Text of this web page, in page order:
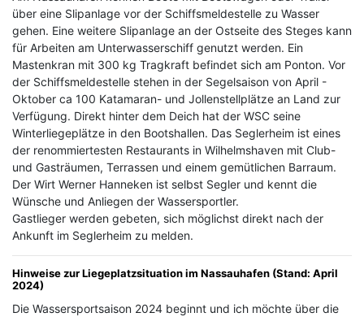
über eine Slipanlage vor der Schiffsmeldestelle zu Wasser
gehen. Eine weitere Slipanlage an der Ostseite des Steges kann
für Arbeiten am Unterwasserschiff genutzt werden. Ein
Mastenkran mit 300 kg Tragkraft befindet sich am Ponton. Vor
der Schiffsmeldestelle stehen in der Segelsaison von April -
Oktober ca 100 Katamaran- und Jollenstellplätze an Land zur
Verfügung. Direkt hinter dem Deich hat der WSC seine
Winterliegeplätze in den Bootshallen. Das Seglerheim ist eines
der renommiertesten Restaurants in Wilhelmshaven mit Club-
und Gasträumen, Terrassen und einem gemütlichen Barraum.
Der Wirt Werner Hanneken ist selbst Segler und kennt die
Wünsche und Anliegen der Wassersportler.
Gastlieger werden gebeten, sich möglichst direkt nach der
Ankunft im Seglerheim zu melden.
Hinweise zur Liegeplatzsituation im Nassauhafen (Stand: April
2024)
Die Wassersportsaison 2024 beginnt und ich möchte über die